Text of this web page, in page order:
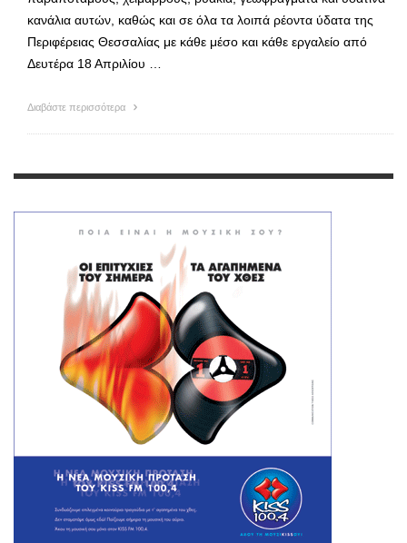
κανάλια αυτών, καθώς και σε όλα τα λοιπά ρέοντα ύδατα της
Περιφέρειας Θεσσαλίας με κάθε μέσο και κάθε εργαλείο από
Δευτέρα 18 Απριλίου …
Διαβάστε περισσότερα